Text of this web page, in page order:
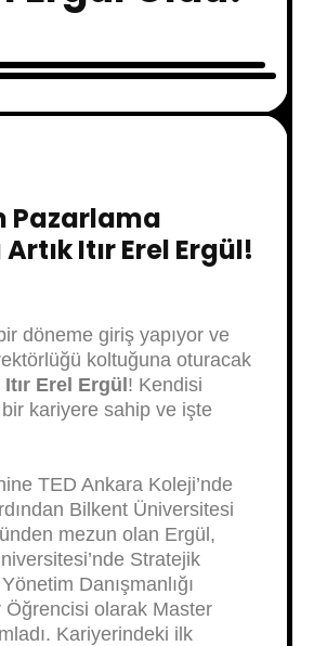
Pazarlama
Itır Erel Ergül!
döneme giriş yapıyor ve
koltuğuna oturacak
Itır Erel Ergül ! Kendisi
kariyere sahip ve işte
TED Ankara Koleji’nde
Bilkent Üniversitesi
mezun olan Ergül,
Stratejik
Danışmanlığı
Öğrencisi olarak Master
Kariyerindeki ilk